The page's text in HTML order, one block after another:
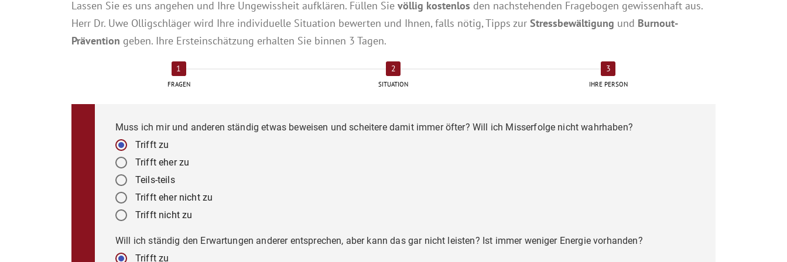
Lassen Sie es uns angehen und Ihre Ungewissheit aufklären. Füllen Sie völlig kostenlos den nachstehenden Fragebogen gewissenhaft aus.
Herr Dr. Uwe Olligschläger wird Ihre individuelle Situation bewerten und Ihnen, falls nötig, Tipps zur Stressbewältigung und Burnout-
Prävention geben. Ihre Ersteinschätzung erhalten Sie binnen 3 Tagen.
FRAGEN SITUATION IHRE PERSON
Muss ich mir und anderen ständig etwas beweisen und scheitere damit immer öfter? Will ich Misserfolge nicht wahrhaben?
Trifft zu
Trifft eher zu
Teils-teils
Trifft eher nicht zu
Trifft nicht zu
Will ich ständig den Erwartungen anderer entsprechen, aber kann das gar nicht leisten? Ist immer weniger Energie vorhanden?
Trifft zu